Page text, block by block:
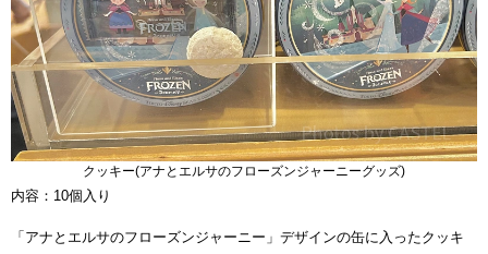
クッキー(アナとエルサのフローズンジャーニーグッズ)
内容：10個入り
「アナとエルサのフローズンジャーニー」デザインの缶に入ったクッキ